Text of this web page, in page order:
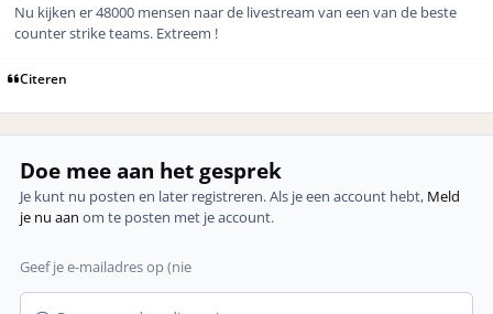
Nu kijken er 48000 mensen naar de livestream van een van de beste
counter strike teams. Extreem !
Citeren
Doe mee aan het gesprek
Je kunt nu posten en later registreren. Als je een account hebt, Meld
je nu aan om te posten met je account.